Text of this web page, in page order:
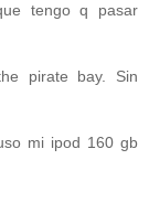
tengo q pasar
pirate bay. Sin
mi ipod 160 gb